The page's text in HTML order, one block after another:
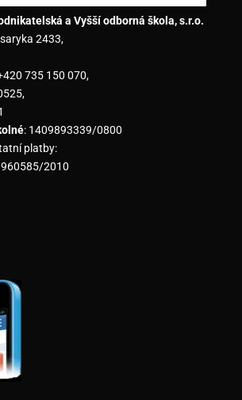
a Vyšší odborná škola, s.r.o.
2433,
735 150 070,
: 1409893339/0800
platby:
2010